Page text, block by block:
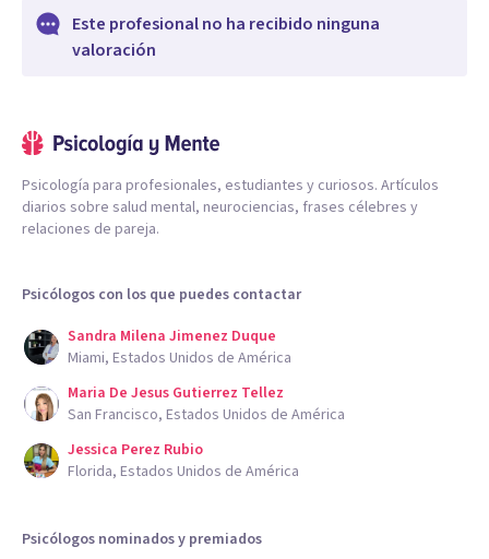
Este profesional no ha recibido ninguna
valoración
Psicología para profesionales, estudiantes y curiosos. Artículos
diarios sobre salud mental, neurociencias, frases célebres y
relaciones de pareja.
Psicólogos con los que puedes contactar
Sandra Milena Jimenez Duque
Miami, Estados Unidos de América
Maria De Jesus Gutierrez Tellez
San Francisco, Estados Unidos de América
Jessica Perez Rubio
Florida, Estados Unidos de América
Psicólogos nominados y premiados